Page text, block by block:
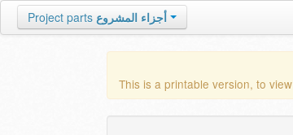
Project parts أجزاء المشروع
This is a printable version, to view